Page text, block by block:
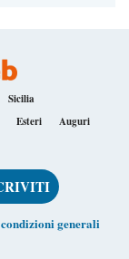
Sicilia
Esteri Auguri
condizioni generali